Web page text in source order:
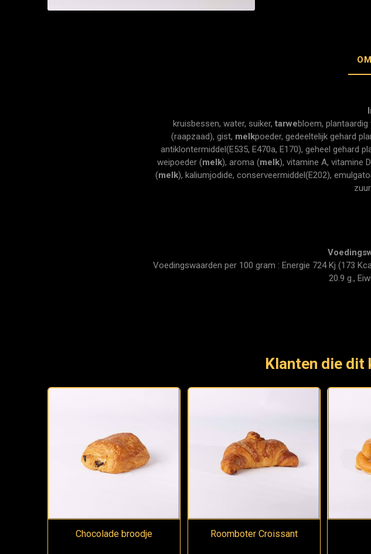
kruisbessen, water, suiker, tarwebloem, plantaardig
(raapzaad), gist, melkpoeder, gedeeltelijk gehard
antiklontermiddel(E535, E470a, E170), geheel gehard
weipoeder (melk), aroma (melk), vitamine A, vitamine
(melk), kaliumjodide, conserveermiddel(E202),
Voedingswaarden per 100 gram : Energie 724 Kj (173
20.9 g.,
Klanten die dit
Chocolade broodje Roomboter Croissant